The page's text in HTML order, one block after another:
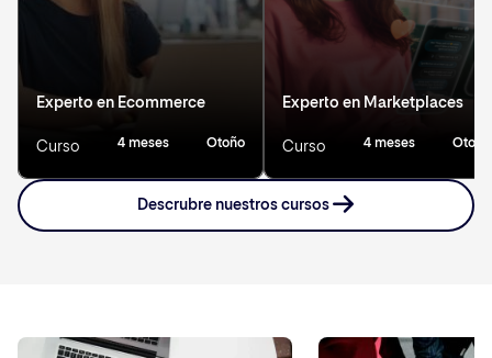
Experto en Ecommerce
Curso 4 meses Otoño
Experto en Marketplaces
Curso 4 meses Otoño
Descrubre nuestros cursos